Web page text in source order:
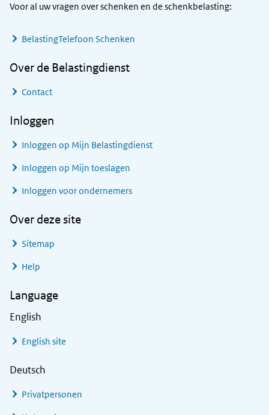
Voor al uw vragen over schenken en de schenkbelasting:
BelastingTelefoon Schenken
Over de Belastingdienst
Contact
Inloggen
Inloggen op Mijn Belastingdienst
Inloggen op Mijn toeslagen
Inloggen voor ondernemers
Over deze site
Sitemap
Help
Language
English
English site
Deutsch
Privatpersonen